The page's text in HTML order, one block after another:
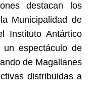
destacan los
Municipalidad de
Instituto Antártico
un espectáculo de
de Magallanes
distribuidas a